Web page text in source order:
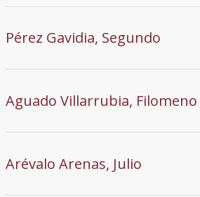
Pérez Gavidia, Segundo
Aguado Villarrubia, Filomeno
Arévalo Arenas, Julio